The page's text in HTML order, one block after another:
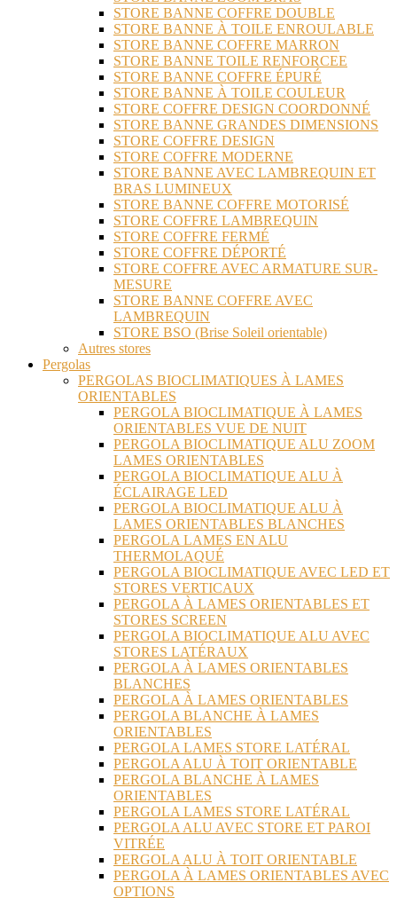
STORE BANNE COFFRE DOUBLE
STORE BANNE À TOILE ENROULABLE
STORE BANNE COFFRE MARRON
STORE BANNE TOILE RENFORCEE
STORE BANNE COFFRE ÉPURÉ
STORE BANNE À TOILE COULEUR
STORE COFFRE DESIGN COORDONNÉ
STORE BANNE GRANDES DIMENSIONS
STORE COFFRE DESIGN
STORE COFFRE MODERNE
STORE BANNE AVEC LAMBREQUIN ET
BRAS LUMINEUX
STORE BANNE COFFRE MOTORISÉ
STORE COFFRE LAMBREQUIN
STORE COFFRE FERMÉ
STORE COFFRE DÉPORTÉ
STORE COFFRE AVEC ARMATURE SUR-
MESURE
STORE BANNE COFFRE AVEC
LAMBREQUIN
STORE BSO (Brise Soleil orientable)
Autres stores
Pergolas
PERGOLAS BIOCLIMATIQUES À LAMES
ORIENTABLES
PERGOLA BIOCLIMATIQUE À LAMES
ORIENTABLES VUE DE NUIT
PERGOLA BIOCLIMATIQUE ALU ZOOM
LAMES ORIENTABLES
PERGOLA BIOCLIMATIQUE ALU À
ÉCLAIRAGE LED
PERGOLA BIOCLIMATIQUE ALU À
LAMES ORIENTABLES BLANCHES
PERGOLA LAMES EN ALU
THERMOLAQUÉ
PERGOLA BIOCLIMATIQUE AVEC LED ET
STORES VERTICAUX
PERGOLA À LAMES ORIENTABLES ET
STORES SCREEN
PERGOLA BIOCLIMATIQUE ALU AVEC
STORES LATÉRAUX
PERGOLA À LAMES ORIENTABLES
BLANCHES
PERGOLA À LAMES ORIENTABLES
PERGOLA BLANCHE À LAMES
ORIENTABLES
PERGOLA LAMES STORE LATÉRAL
PERGOLA ALU À TOIT ORIENTABLE
PERGOLA BLANCHE À LAMES
ORIENTABLES
PERGOLA LAMES STORE LATÉRAL
PERGOLA ALU AVEC STORE ET PAROI
VITRÉE
PERGOLA ALU À TOIT ORIENTABLE
PERGOLA À LAMES ORIENTABLES AVEC
OPTIONS